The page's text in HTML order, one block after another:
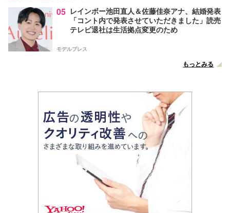
05 レインボー池田直人＆佐藤佳奈アナ、結婚発表
「コント内で発表させていただきました」読売
テレビ退社は生活拠点変更のため
モデルプレス
もっとみる